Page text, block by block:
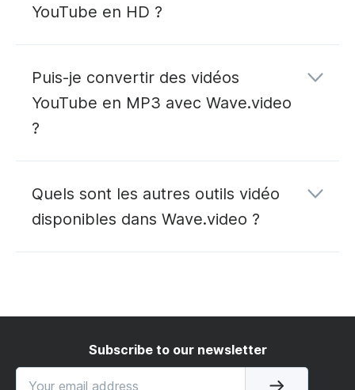
YouTube en HD ?
Puis-je convertir des vidéos
YouTube en MP3 avec Wave.video
?
Quels sont les autres outils vidéo
disponibles dans Wave.video ?
Subscribe to our newsletter